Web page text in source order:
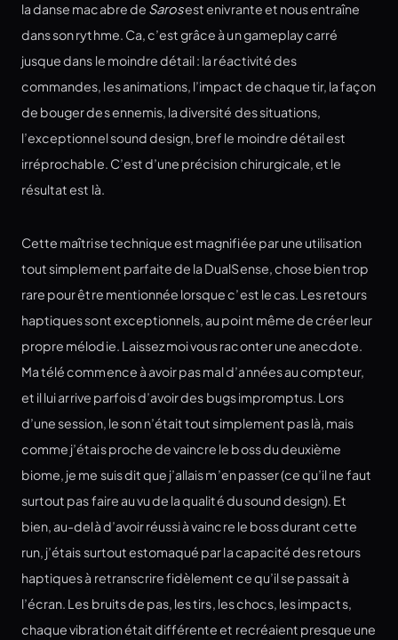
la danse macabre de Sarosest enivrante et nous entraîne
dans son rythme. Ca, c’est grâce à un gameplay carré
jusque dans le moindre détail : la réactivité des
commandes, les animations, l’impact de chaque tir, la façon
de bouger des ennemis, la diversité des situations,
l’exceptionnel sound design, bref le moindre détail est
irréprochable. C’est d’une précision chirurgicale, et le
résultat est là.
Cette maîtrise technique est magnifiée par une utilisation
tout simplement parfaite de la DualSense, chose bien trop
rare pour être mentionnée lorsque c’est le cas. Les retours
haptiques sont exceptionnels, au point même de créer leur
propre mélodie. Laissez moi vous raconter une anecdote.
Ma télé commence à avoir pas mal d’années au compteur,
et il lui arrive parfois d’avoir des bugs impromptus. Lors
d’une session, le son n’était tout simplement pas là, mais
comme j’étais proche de vaincre le boss du deuxième
biome, je me suis dit que j’allais m’en passer (ce qu’il ne faut
surtout pas faire au vu de la qualité du sound design). Et
bien, au-delà d’avoir réussi à vaincre le boss durant cette
run, j’étais surtout estomaqué par la capacité des retours
haptiques à retranscrire fidèlement ce qu’il se passait à
l’écran. Les bruits de pas, les tirs, les chocs, les impacts,
chaque vibration était différente et recréaient presque une